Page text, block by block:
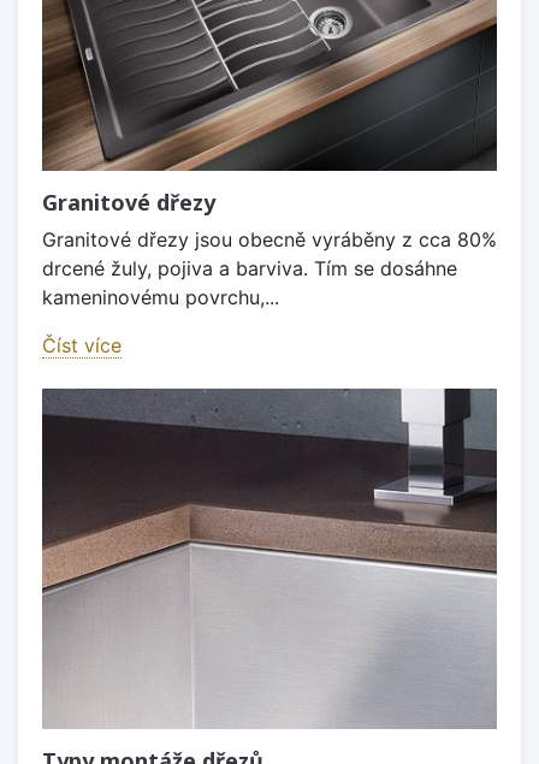
Granitové dřezy
Granitové dřezy jsou obecně vyráběny z cca 80%
drcené žuly, pojiva a barviva. Tím se dosáhne
kameninovému povrchu,...
Číst více